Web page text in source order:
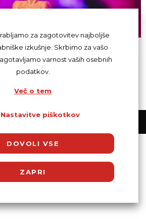
2019 hardcore
brez cenzure!
za zagotovitev najboljše
izkušnje. Skrbimo za vašo
varnost vaših osebnih
podatkov.
Več o tem
Nastavitve piškotkov
DOVOLI VSE
ZAPRI